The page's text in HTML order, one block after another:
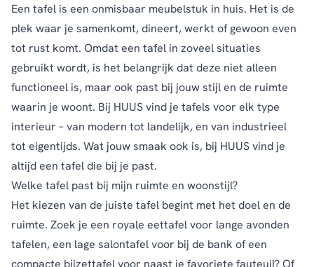
Een tafel is een onmisbaar meubelstuk in huis. Het is de
plek waar je samenkomt, dineert, werkt of gewoon even
tot rust komt. Omdat een tafel in zoveel situaties
gebruikt wordt, is het belangrijk dat deze niet alleen
functioneel is, maar ook past bij jouw stijl en de ruimte
waarin je woont. Bij HUUS vind je tafels voor elk type
interieur – van modern tot landelijk, en van industrieel
tot eigentijds. Wat jouw smaak ook is, bij HUUS vind je
altijd een tafel die bij je past.
Welke tafel past bij mijn ruimte en woonstijl?
Het kiezen van de juiste tafel begint met het doel en de
ruimte. Zoek je een royale eettafelvoor lange avonden
tafelen, een lage salontafelvoor bij de bank of een
compacte bijzettafelvoor naast je favoriete fauteuil? Of